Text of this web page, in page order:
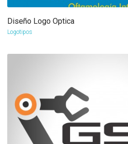
more info
Diseño Logo Optica
Logotipos